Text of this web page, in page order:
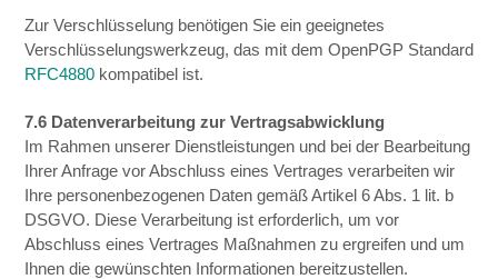
Zur Verschlüsselung benötigen Sie ein geeignetes
Verschlüsselungswerkzeug, das mit dem OpenPGP Standard
RFC4880 kompatibel ist.
7.6 Datenverarbeitung zur Vertragsabwicklung
Im Rahmen unserer Dienstleistungen und bei der Bearbeitung
Ihrer Anfrage vor Abschluss eines Vertrages verarbeiten wir
Ihre personenbezogenen Daten gemäß Artikel 6 Abs. 1 lit. b
DSGVO. Diese Verarbeitung ist erforderlich, um vor
Abschluss eines Vertrages Maßnahmen zu ergreifen und um
Ihnen die gewünschten Informationen bereitzustellen.